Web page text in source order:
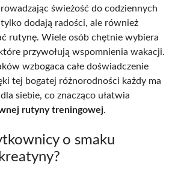
świeżość do codziennych
dodają radości, ale również
rutynę. Wiele osób chętnie wybiera
przywołują wspomnienia wakacji.
wzbogaca całe doświadczenie
tej bogatej różnorodności każdy ma
siebie, co znacząco ułatwia
rutyny treningowej.
o smaku